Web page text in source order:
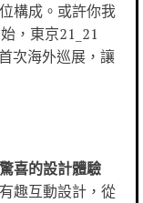
構成。或許你我
，東京21_21
次海外巡展，讓
喜的設計體驗
趣互動設計，從